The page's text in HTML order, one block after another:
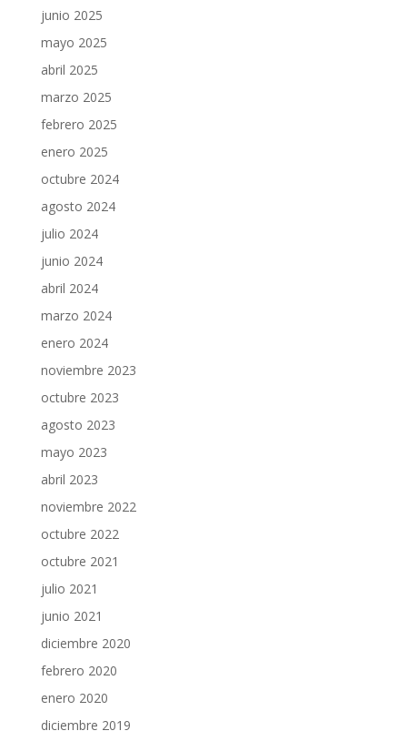
junio 2025
mayo 2025
abril 2025
marzo 2025
febrero 2025
enero 2025
octubre 2024
agosto 2024
julio 2024
junio 2024
abril 2024
marzo 2024
enero 2024
noviembre 2023
octubre 2023
agosto 2023
mayo 2023
abril 2023
noviembre 2022
octubre 2022
octubre 2021
julio 2021
junio 2021
diciembre 2020
febrero 2020
enero 2020
diciembre 2019